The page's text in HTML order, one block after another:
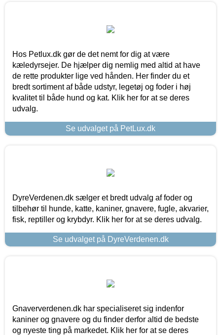
Hos Petlux.dk gør de det nemt for dig at være
kæledyrsejer. De hjælper dig nemlig med altid at have
de rette produkter lige ved hånden. Her finder du et
bredt sortiment af både udstyr, legetøj og foder i høj
kvalitet til både hund og kat. Klik her for at se deres
udvalg.
Se udvalget på PetLux.dk
DyreVerdenen.dk sælger et bredt udvalg af foder og
tilbehør til hunde, katte, kaniner, gnavere, fugle, akvarier,
fisk, reptiller og krybdyr. Klik her for at se deres udvalg.
Se udvalget på DyreVerdenen.dk
Gnaververdenen.dk har specialiseret sig indenfor
kaniner og gnavere og du finder derfor altid de bedste
og nyeste ting på markedet. Klik her for at se deres